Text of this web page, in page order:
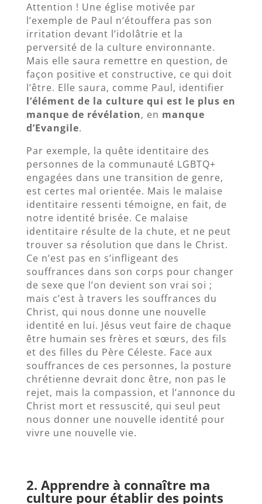
Attention ! Une église motivée par
l’exemple de Paul n’étouffera pas son
irritation devant l’idolâtrie et la
perversité de la culture environnante.
Mais elle saura remettre en question, de
façon positive et constructive, ce qui doit
l’être. Elle saura, comme Paul, identifier
l’élément de la culture qui est le plus en
manque de révélation, en manque
d’Evangile.
Par exemple, la quête identitaire des
personnes de la communauté LGBTQ+
engagées dans une transition de genre,
est certes mal orientée. Mais le malaise
identitaire ressenti témoigne, en fait, de
notre identité brisée. Ce malaise
identitaire résulte de la chute, et ne peut
trouver sa résolution que dans le Christ.
Ce n’est pas en s’infligeant des
souffrances dans son corps pour changer
de sexe que l’on devient son vrai soi ;
mais c’est à travers les souffrances du
Christ, qui nous donne une nouvelle
identité en lui. Jésus veut faire de chaque
être humain ses frères et sœurs, des fils
et des filles du Père Céleste. Face aux
souffrances de ces personnes, la posture
chrétienne devrait donc être, non pas le
rejet, mais la compassion, et l’annonce du
Christ mort et ressuscité, qui seul peut
nous donner une nouvelle identité pour
vivre une nouvelle vie.
2. Apprendre à connaître ma
culture pour établir des points